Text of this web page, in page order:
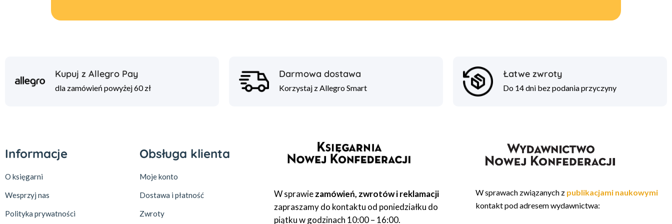
Kupuj z Allegro Pay
dla zamówień powyżej 60 zł
Darmowa dostawa
Korzystaj z Allegro Smart
Łatwe zwroty
Do 14 dni bez podania przyczyny
Informacje
O księgarni
Wesprzyj nas
Polityka prywatności
Obsługa klienta
Moje konto
Dostawa i płatność
Zwroty
W sprawiezamówień, zwrotów i reklamacji
zapraszamy do kontaktu od poniedziałku do
piątku w godzinach 10:00 – 16:00.
W sprawach związanych zpublikacjami naukowymi
kontakt pod adresem wydawnictwa: